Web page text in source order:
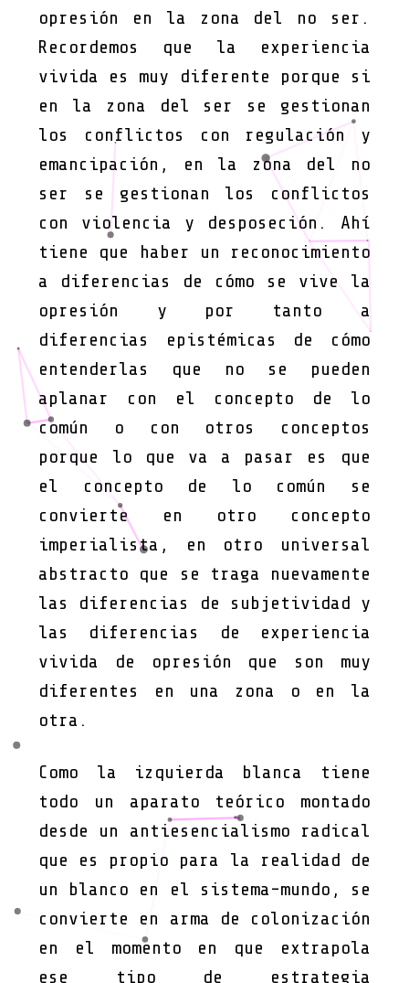
opresión en la zona del no ser.
Recordemos que la experiencia
vivida es muy diferente porque si
en la zona del ser se gestionan
los conflictos con regulación y
emancipación, en la zona del no
ser se gestionan los conflictos
con violencia y desposeción. Ahí
tiene que haber un reconocimiento
a diferencias de cómo se vive la
opresión y por tanto a
diferencias epistémicas de cómo
entenderlas que no se pueden
aplanar con el concepto de lo
común o con otros conceptos
porque lo que va a pasar es que
el concepto de lo común se
convierte en otro concepto
imperialista, en otro universal
abstracto que se traga nuevamente
las diferencias de subjetividad y
las diferencias de experiencia
vivida de opresión que son muy
diferentes en una zona o en la
otra.
Como la izquierda blanca tiene
todo un aparato teórico montado
desde un antiesencialismo radical
que es propio para la realidad de
un blanco en el sistema-mundo, se
convierte en arma de colonización
en el momento en que extrapola
ese tipo de estrategia